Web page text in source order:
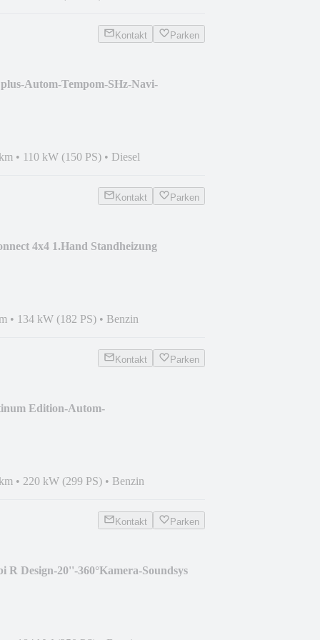
Kontakt Parken
Autom-Tempom-SHz-Navi-
• 110 kW (150 PS) • Diesel
Kontakt Parken
4x4 1.Hand Standheizung
• 134 kW (182 PS) • Benzin
Kontakt Parken
Edition-Autom-
• 220 kW (299 PS) • Benzin
Kontakt Parken
R Design-20''-360°Kamera-Soundsys